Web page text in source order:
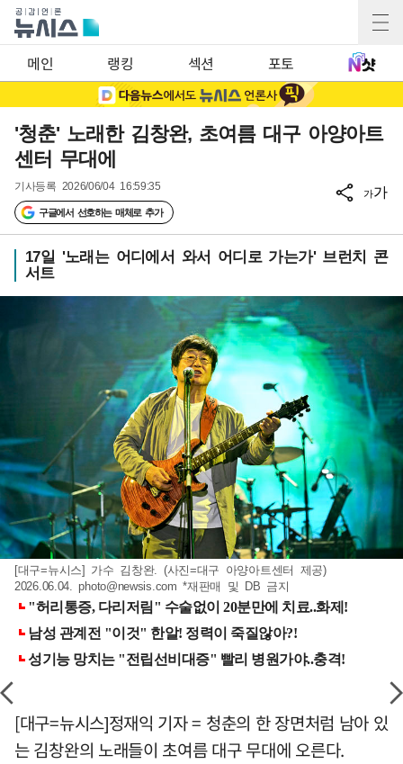
메인 랭킹 섹션 포토
'청춘' 노래한 김창완, 초여름 대구 아양아트
센터 무대에
기사등록 2026/06/04 16:59:35
구글에서 선호하는 매체로 추가
가가
17일 '노래는 어디에서 와서 어디로 가는가' 브런치 콘
서트
[대구=뉴시스] 가수 김창완. (사진=대구 아양아트센터 제공)
2026.06.04.photo@newsis.com *재판매 및 DB 금지
[대구=뉴시스]정재익 기자 = 청춘의 한 장면처럼 남아 있
는 김창완의 노래들이 초여름 대구 무대에 오른다.